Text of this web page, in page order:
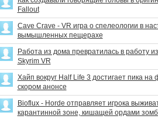
Fallout
Cave Crave - VR игра о спелеологии в
вымышленных пещерахе
Работа из дома превратилась в работу
Skyrim VR
Хайп вокруг Half Life 3 достигает пика на
скором анонсе
Bioflux - Horde отправляет игрока
карантинной зоне, кишащей ордами